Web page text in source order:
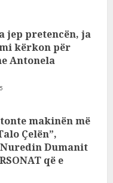
jep pretencën, ja
kërkon për
Antonela
makinën më
Çelën”,
Dumanit
që e